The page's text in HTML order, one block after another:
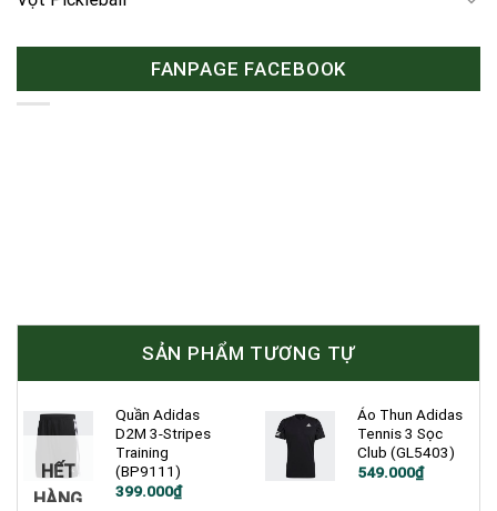
FANPAGE FACEBOOK
SẢN PHẨM TƯƠNG TỰ
HẾT
HÀNG
Quần Adidas
D2M 3-Stripes
Training
(BP9111)
Giá
399.000₫
Giá
Áo Thun Adidas
Tennis 3 Sọc
Club (GL5403)
Giá
549.000₫
Giá